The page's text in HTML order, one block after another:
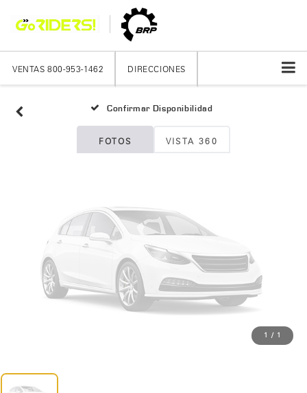
VENTAS 800-953-1462 DIRECCIONES
Confirmar Disponibilidad
FOTOS VISTA 360
Fotos No
Disponibles
Por favor, revise luego
1 / 1